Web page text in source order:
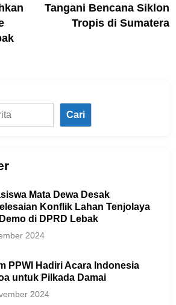
Tangani Bencana Siklon
Tropis di Sumatera
Cari
Mata Dewa Desak
Konflik Lahan Tenjolaya
di DPRD Lebak
2024
PPWI Hadiri Acara Indonesia
untuk Pilkada Damai
2024